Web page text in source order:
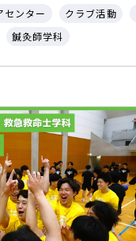
センター クラブ活動
鍼灸師学科